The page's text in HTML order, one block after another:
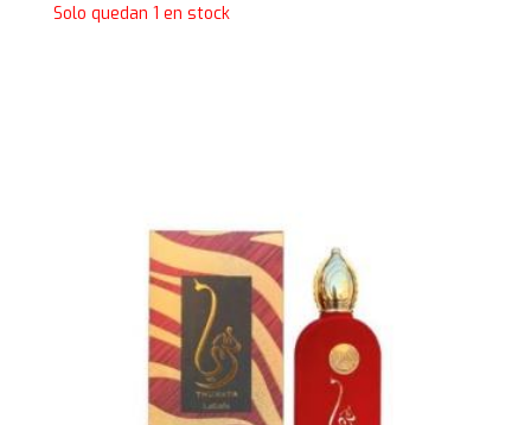
Solo quedan 1 en stock